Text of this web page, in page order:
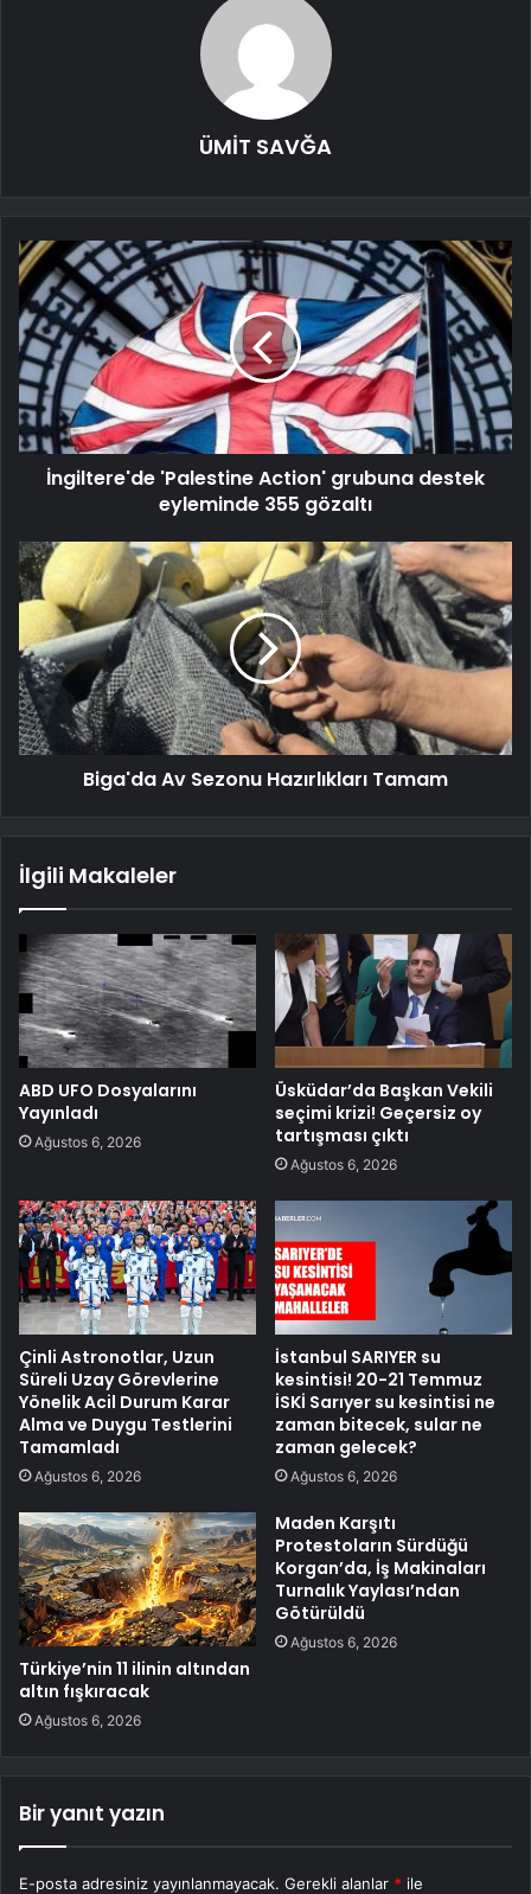
ÜMİT SAVĞA
İngiltere'de 'Palestine Action' grubuna destek
eyleminde 355 gözaltı
Biga'da Av Sezonu Hazırlıkları Tamam
İlgili Makaleler
ABD UFO Dosyalarını
Yayınladı
Ağustos 6, 2026
Üsküdar’da Başkan Vekili
seçimi krizi! Geçersiz oy
tartışması çıktı
Ağustos 6, 2026
Çinli Astronotlar, Uzun
Süreli Uzay Görevlerine
Yönelik Acil Durum Karar
Alma ve Duygu Testlerini
Tamamladı
Ağustos 6, 2026
İstanbul SARIYER su
kesintisi! 20-21 Temmuz
İSKİ Sarıyer su kesintisi ne
zaman bitecek, sular ne
zaman gelecek?
Ağustos 6, 2026
Türkiye’nin 11 ilinin altından
altın fışkıracak
Ağustos 6, 2026
Maden Karşıtı
Protestoların Sürdüğü
Korgan’da, İş Makinaları
Turnalık Yaylası’ndan
Götürüldü
Ağustos 6, 2026
Bir yanıt yazın
E-posta adresiniz yayınlanmayacak. Gerekli alanlar * ile